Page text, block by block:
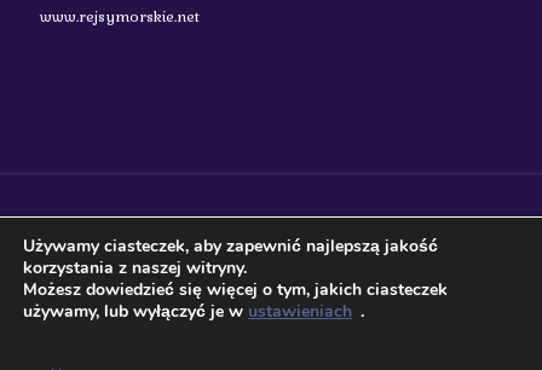
www.rejsymorskie.net
nauticos.pl 2018 Wszystkie prawa zastrzeżone.
Używamy ciasteczek, aby zapewnić najlepszą jakość
korzystania z naszej witryny.
Możesz dowiedzieć się więcej o tym, jakich ciasteczek
używamy, lub wyłączyć je w ustawieniach .